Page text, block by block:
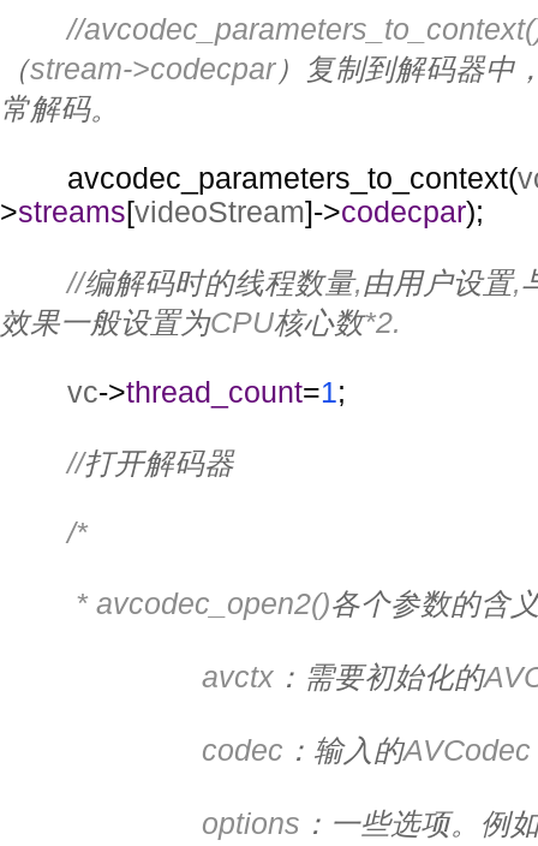
//
（stream->codecpar）复制到解码器中
常解码。
avcodec_parameters_to_context(
>streams[videoStream]->codecpar);
//编解码时的线程数量,由用户设置,
效果一般设置为CPU核心数*2.
vc->thread_count=1;
//打开解码器
/*
* avcodec_open2()各个参数的含
avctx ：需要初始化的
codec ：输入的AVCodec
options ：一些选项。例